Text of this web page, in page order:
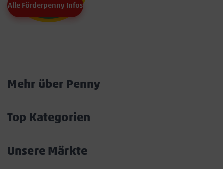
Alle Förderpenny Infos
Mehr über Penny
Top Kategorien
Unsere Märkte